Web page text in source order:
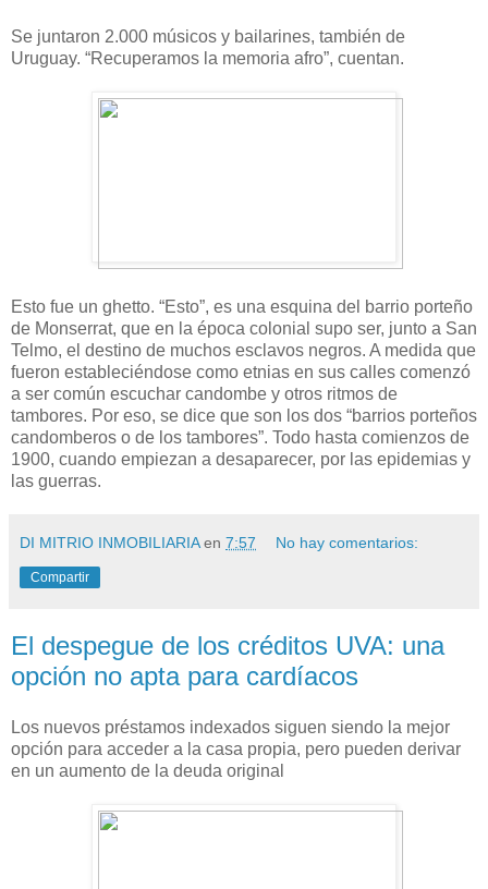
Se juntaron 2.000 músicos y bailarines, también de
Uruguay. “Recuperamos la memoria afro”, cuentan.
Esto fue un ghetto. “Esto”, es una esquina del barrio porteño
de Monserrat, que en la época colonial supo ser, junto a San
Telmo, el destino de muchos esclavos negros. A medida que
fueron estableciéndose como etnias en sus calles comenzó
a ser común escuchar candombe y otros ritmos de
tambores. Por eso, se dice que son los dos “barrios porteños
candomberos o de los tambores”. Todo hasta comienzos de
1900, cuando empiezan a desaparecer, por las epidemias y
las guerras.
DI MITRIO INMOBILIARIA en 7:57 No hay comentarios:
Compartir
El despegue de los créditos UVA: una
opción no apta para cardíacos
Los nuevos préstamos indexados siguen siendo la mejor
opción para acceder a la casa propia, pero pueden derivar
en un aumento de la deuda original